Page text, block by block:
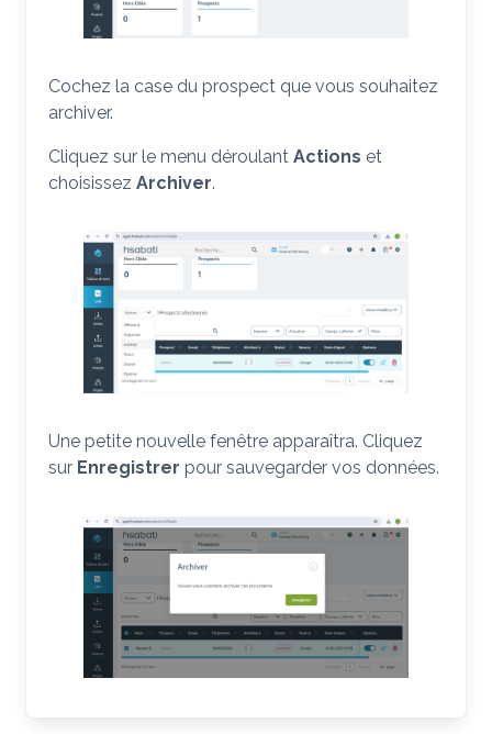
Cochez la case du prospect que vous souhaitez
archiver.
Cliquez sur le menu déroulant Actions et
choisissez Archiver.
Une petite nouvelle fenêtre apparaîtra. Cliquez
sur Enregistrer pour sauvegarder vos données.